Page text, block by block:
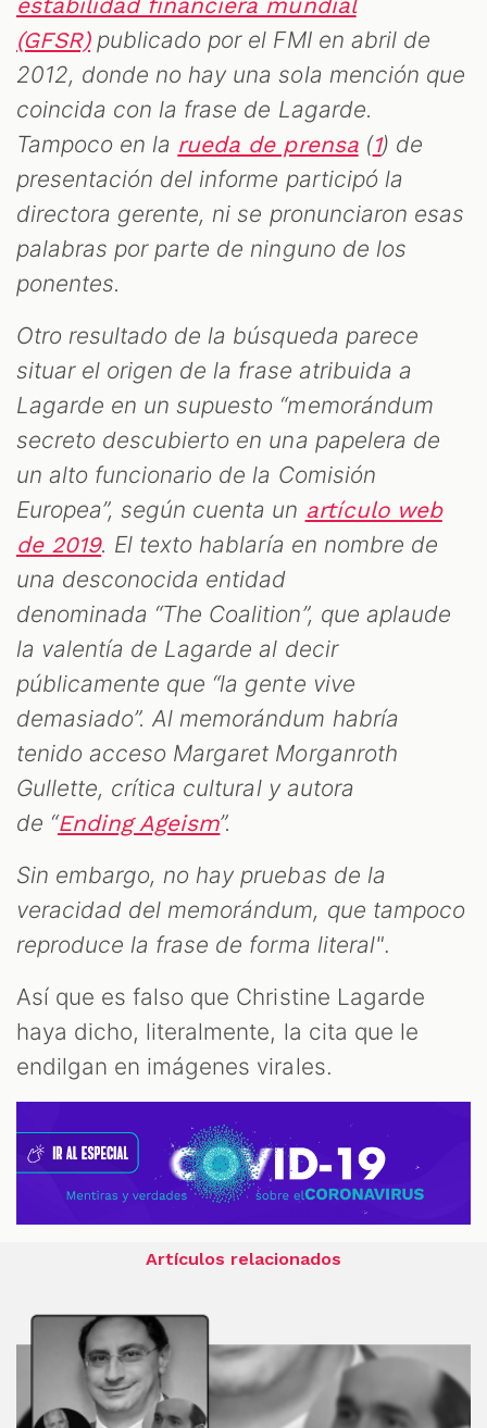
estabilidad financiera mundial
(GFSR)publicado por el FMI en abril de
2012, donde no hay una sola mención que
coincida con la frase de Lagarde.
Tampoco en la rueda de prensa(1) de
presentación del informe participó la
directora gerente, ni se pronunciaron esas
palabras por parte de ninguno de los
ponentes.
Otro resultado de la búsqueda parece
situar el origen de la frase atribuida a
Lagarde en un supuesto “memorándum
secreto descubierto en una papelera de
un alto funcionario de la Comisión
Europea”, según cuenta un artículo web
de 2019. El texto hablaría en nombre de
una desconocida entidad
denominada “The Coalition”, que aplaude
la valentía de Lagarde al decir
públicamente que “la gente vive
demasiado”. Al memorándum habría
tenido acceso Margaret Morganroth
Gullette, crítica cultural y autora
de “Ending Ageism”.
Sin embargo, no hay pruebas de la
veracidad del memorándum, que tampoco
reproduce la frase de forma literal".
Así que es falso que Christine Lagarde
haya dicho, literalmente, la cita que le
endilgan en imágenes virales.
Artículos relacionados